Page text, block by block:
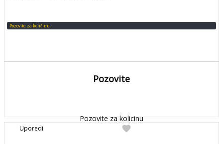
Pozovite za količinu
Pozovite
Pozovite za kolicinu
favorite
Uporedi